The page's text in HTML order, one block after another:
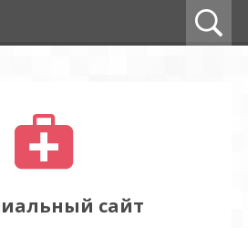
сайт